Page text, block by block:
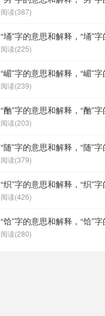
阅读(387)
“埇”字的意思和解释，“埇”
阅读(225)
“嵋”字的意思和解释，“嵋”
阅读(239)
“酏”字的意思和解释，“酏”
阅读(203)
“随”字的意思和解释，“随”
阅读(379)
“织”字的意思和解释，“织”
阅读(426)
“饸”字的意思和解释，“饸”
阅读(280)